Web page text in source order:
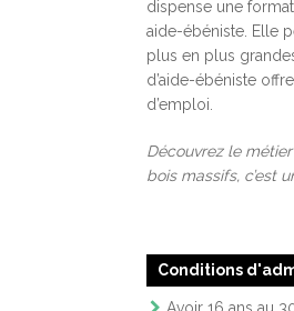
dispense une
aide-ébéniste. Elle
plus en plus
d’aide-ébéniste
d’emploi.
Découvrez le
bois massifs, c’est
Conditions